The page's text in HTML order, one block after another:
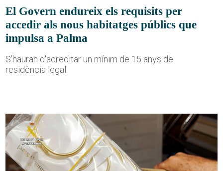
El Govern endureix els requisits per
accedir als nous habitatges públics que
impulsa a Palma
S'hauran d'acreditar un mínim de 15 anys de
residència legal